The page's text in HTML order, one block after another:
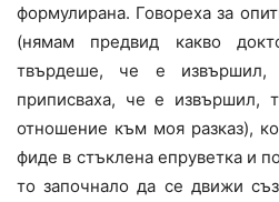
формулирана. Говореха за
(нямам предвид какво
твърдеше, че е
приписваха, че е извършил,
отношение към моя разказ),
фиде в стъклена епруветка и
то започнало да се движи